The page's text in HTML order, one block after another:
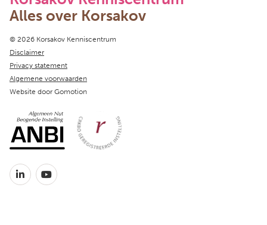
Alles over Korsakov
Copyright navigation
© 2026 Korsakov Kenniscentrum
Disclaimer
Privacy statement
Algemene voorwaarden
Website door Gomotion